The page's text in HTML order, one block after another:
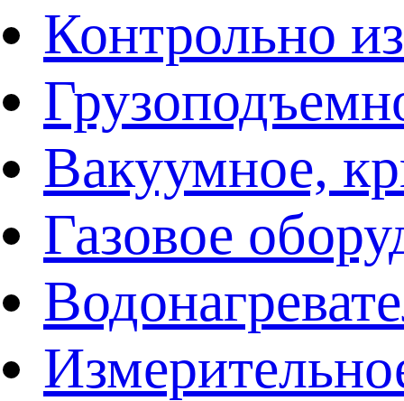
Контрольно
Вакуумное,
Газовое